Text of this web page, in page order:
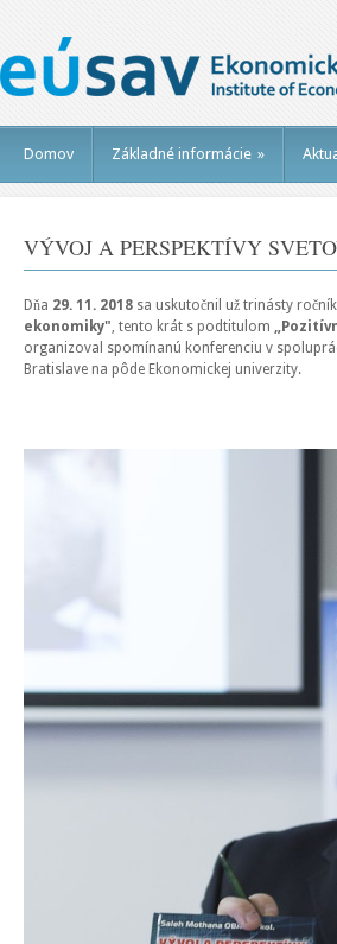
Domov Základné informácie »
VÝVOJ A PERSPEKTÍVY
Dňa 29. 11. 2018 sa uskutočnil už trinásty
ekonomiky", tento krát s podtitulom
organizoval spomínanú konferenciu v
Bratislave na pôde Ekonomickej univerzity.